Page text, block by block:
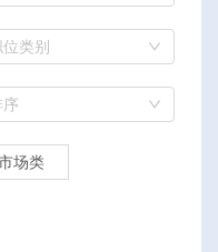
位类别
场类